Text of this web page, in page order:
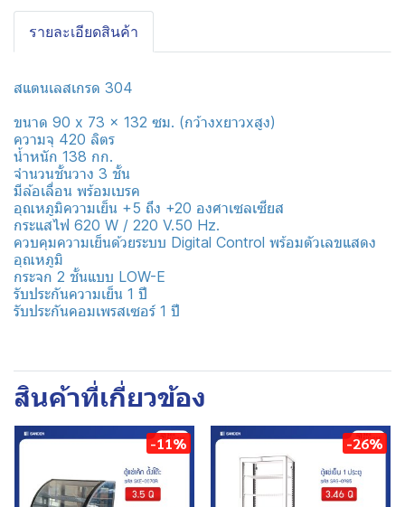
รายละเอียดสินค้า
สแตนเลสเกรด 304
ขนาด 90 x 73 x 132 ซม. (กว้างxยาวxสูง)
ความจุ 420 ลิตร
น้ำหนัก 138 กก.
จำนวนชั้นวาง 3 ชั้น
มีล้อเลื่อน พร้อมเบรค
อุณหภูมิความเย็น +5 ถึง +20 องศาเซลเซียส
กระแสไฟ 620 W / 220 V.50 Hz.
ควบคุมความเย็นด้วยระบบ Digital Control พร้อมตัวเลขแสดง
อุณหภูมิ
กระจก 2 ชั้นแบบ LOW-E
รับประกันความเย็น 1 ปี
รับประกันคอมเพรสเซอร์ 1 ปี
สินค้าที่เกี่ยวข้อง
-11% -26%